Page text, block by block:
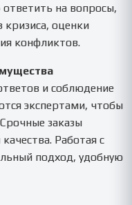
на вопросы,
кризиса, оценки
конфликтов.
и соблюдение
экспертами, чтобы
заказы
Работая с
подход, удобную